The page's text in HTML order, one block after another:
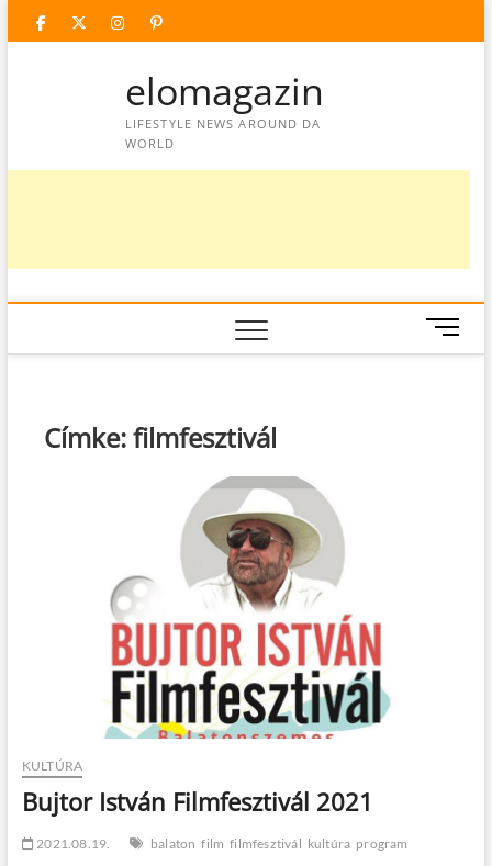
facebooktwitter
instagram
googleplus
pinterest
elomagazin
LIFESTYLE NEWS AROUND DA
WORLD
M
e
Címke:filmfesztivál
KULTÚRA
Bujtor István Filmfesztivál 2021
2021.08.19. balaton film filmfesztivál kultúra program